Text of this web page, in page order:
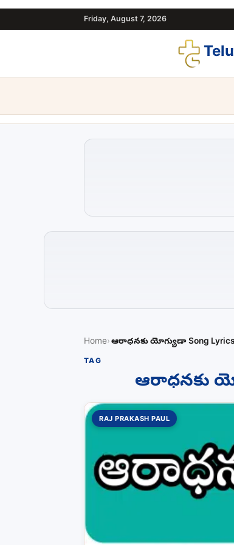
Friday, August 7, 2026
Home ఆరాధనకు యోగ్యుడా Song Lyrics
TAG
ఆరాధనకు
RAJ PRAKASH PAUL